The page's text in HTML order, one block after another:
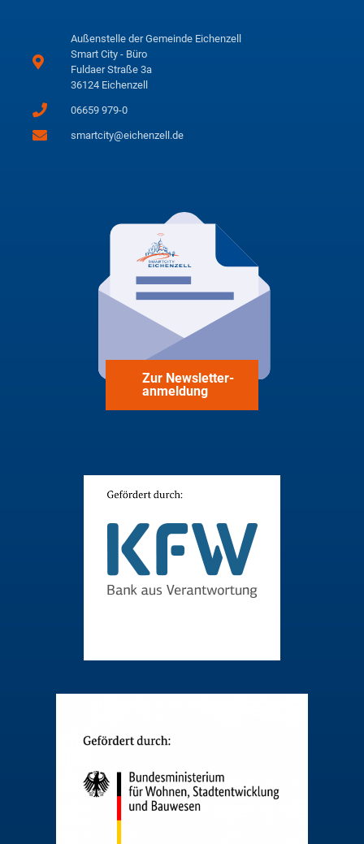
Außenstelle der Gemeinde Eichenzell
Smart City - Büro
Fuldaer Straße 3a
36124 Eichenzell
06659 979-0
smartcity@eichenzell.de
Zur Newsletter-
anmeldung